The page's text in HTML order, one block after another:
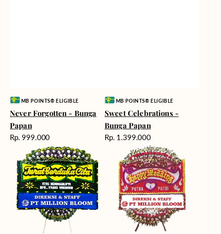
Vendor:MB POINTS® ELIGIBLE
Never Forgotten - Bunga
Papan
Harga
Rp. 999.000
Vendor:MB POINTS® ELIGIBLE
Sweet Celebrations -
Bunga Papan
Harga
Rp. 1.399.000
Tribute
Bunga
Papan
Knot
Bunga
Papan